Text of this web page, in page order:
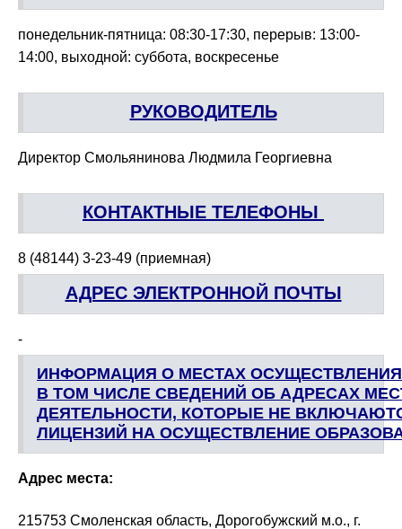
понедельник-пятница: 08:30-17:30, перерыв: 13:00-
14:00, выходной: суббота, воскресенье
РУКОВОДИТЕЛЬ
Директор Смольянинова Людмила Георгиевна
КОНТАКТНЫЕ ТЕЛЕФОНЫ
8 (48144) 3-23-49 (приемная)​
АДРЕС ЭЛЕКТРОННОЙ ПОЧТЫ
-
ИНФОРМАЦИЯ О МЕСТАХ
В ТОМ ЧИСЛЕ СВЕДЕНИЙ ОБ АДРЕСАХ
ДЕЯТЕЛЬНОСТИ, КОТОРЫЕ НЕ
ЛИЦЕНЗИЙ НА ОСУЩЕСТВЛЕНИЕ
Адрес места:
215753 Смоленская область, Дорогобужский м.о., г.